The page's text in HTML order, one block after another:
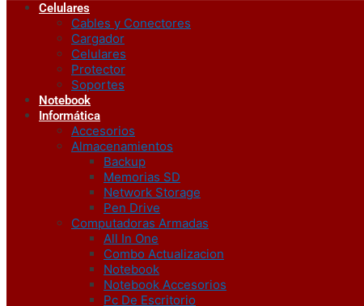
Celulares
Cables y Conectores
Cargador
Celulares
Protector
Soportes
Notebook
Informática
Accesorios
Almacenamientos
Backup
Memorias SD
Network Storage
Pen Drive
Computadoras Armadas
All In One
Combo Actualizacion
Notebook
Notebook Accesorios
Pc De Escritorio